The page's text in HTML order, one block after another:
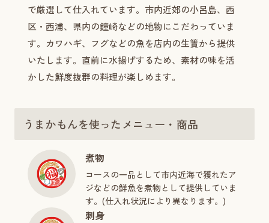
で厳選して仕入れています。市内近郊の小呂島、西
区・西浦、県内の鐘崎などの地物にこだわっていま
す。カワハギ、フグなどの魚を店内の生簀から提供
いたします。直前に水揚げするため、素材の味を活
かした鮮度抜群の料理が楽しめます。
うまかもんを使ったメニュー・商品
煮物
コースの一品として市内近海で獲れたア
ジなどの鮮魚を煮物として提供していま
す。(仕入れ状況により異なります。)
刺身